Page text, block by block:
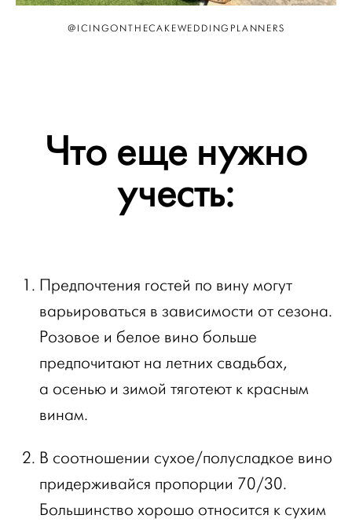
@ICINGONTHECAKEWEDDINGPLANNERS
Что еще нужно
учесть:
Предпочтения гостей по вину могут
варьироваться в зависимости от сезона.
Розовое и белое вино больше
предпочитают на летних свадьбах,
а осенью и зимой тяготеют к красным
винам.
В соотношении сухое/полусладкое вино
придерживайся пропорции 70/30.
Большинство хорошо относится к сухим